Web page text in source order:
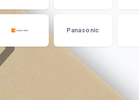
Panasonic